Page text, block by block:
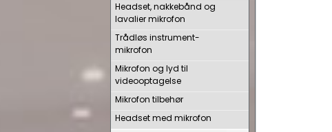
Headset, nakkebånd og
lavalier mikrofon
Trådløs instrument-
mikrofon
Mikrofon og lyd til
videooptagelse
Mikrofon tilbehør
Headset med mikrofon